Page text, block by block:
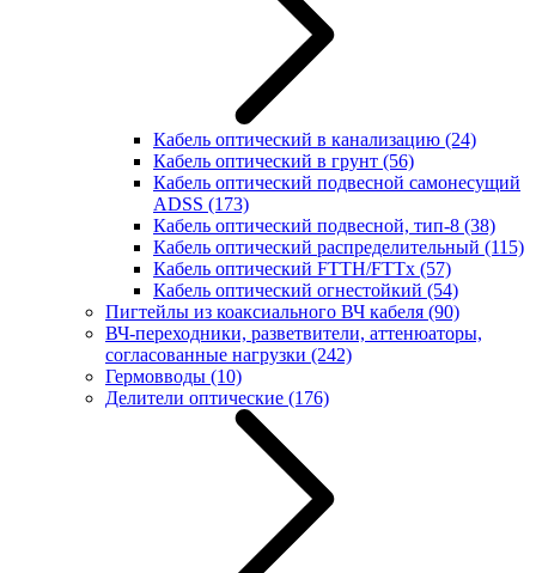
Кабель оптический в канализацию (24)
Кабель оптический в грунт (56)
Кабель оптический подвесной самонесущий
ADSS (173)
Кабель оптический подвесной, тип-8 (38)
Кабель оптический распределительный (115)
Кабель оптический FTTH/FTTx (57)
Кабель оптический огнестойкий (54)
Пигтейлы из коаксиального ВЧ кабеля (90)
ВЧ-переходники, разветвители, аттенюаторы,
согласованные нагрузки (242)
Гермовводы (10)
Делители оптические (176)